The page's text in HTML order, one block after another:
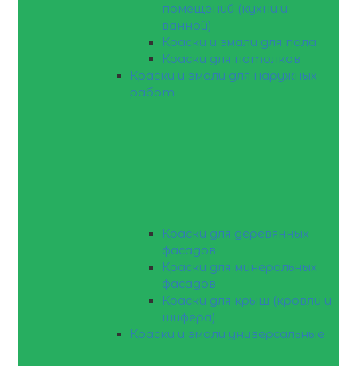
помещений (кухни и
ванной)
Краски и эмали для пола
Краски для потолков
Краски и эмали для наружных
работ
Краски для деревянных
фасадов
Краски для минеральных
фасадов
Краски для крыш (кровли и
шифера)
Краски и эмали универсальные